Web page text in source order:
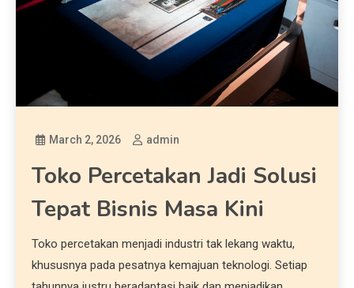
March 2, 2026 admin
Toko Percetakan Jadi Solusi
Tepat Bisnis Masa Kini
Toko percetakan menjadi industri tak lekang waktu,
khususnya pada pesatnya kemajuan teknologi. Setiap